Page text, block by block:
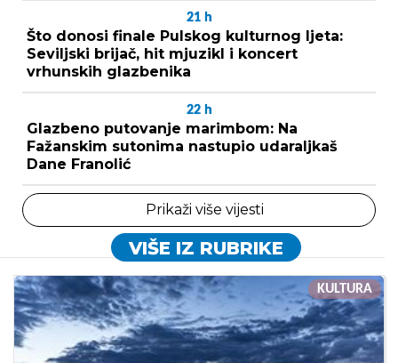
21 h
Što donosi finale Pulskog kulturnog ljeta:
Seviljski brijač, hit mjuzikl i koncert
vrhunskih glazbenika
22 h
Glazbeno putovanje marimbom: Na
Fažanskim sutonima nastupio udaraljkaš
Dane Franolić
Prikaži više vijesti
VIŠE IZ RUBRIKE
KULTURA